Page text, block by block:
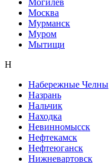
Москва
Мурманск
Муром
Мытищи
Н
Набережные Челны
Назрань
Нальчик
Находка
Невинномысск
Нефтекамск
Нефтеюганск
Нижневартовск